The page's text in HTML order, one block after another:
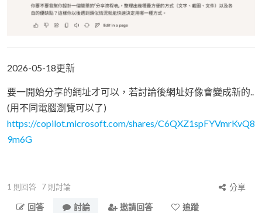
2026-05-18更新
要一開始分享的網址才可以，若討論後網址好像會變成新的..
(用不同電腦瀏覽可以了)
https://copilot.microsoft.com/shares/C6QXZ1spFYVmrKvQ8
9m6G
1 則回答 7 則討論
分享
回答
討論 邀請回答
追蹤